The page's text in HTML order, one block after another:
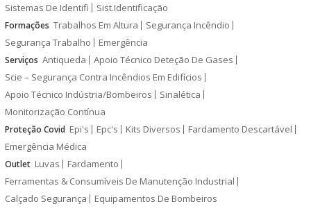
Sistemas De Identifi
Sist.Identificação
Formações Trabalhos Em Altura
Segurança Incêndio
Segurança Trabalho
Emergência
Serviços Antiqueda
Apoio Técnico Deteção De Gases
Scie – Segurança Contra Incêndios Em Edifícios
Apoio Técnico Indústria/Bombeiros
Sinalética
Monitorização Contínua
Proteção Covid Epi's Epc's Kits Diversos
Fardamento Descartável
Emergência Médica
Outlet Luvas
Fardamento
Ferramentas & Consumíveis De Manutenção Industrial
Calçado Segurança
Equipamentos De Bombeiros